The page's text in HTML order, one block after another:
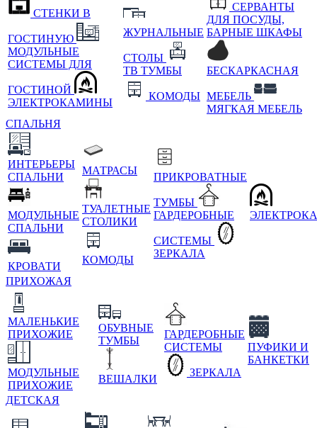
СТЕНКИ В
ГОСТИНУЮ
МОДУЛЬНЫЕ
СИСТЕМЫ ДЛЯ
ГОСТИНОЙ
ЭЛЕКТРОКАМИНЫ
ЖУРНАЛЬНЫЕ
СТОЛЫ
ТВ ТУМБЫ
КОМОДЫ
СЕРВАНТЫ
ДЛЯ ПОСУДЫ,
БАРНЫЕ ШКАФЫ
БЕСКАРКАСНАЯ
МЕБЕЛЬ
МЯГКАЯ МЕБЕЛЬ
СПАЛЬНЯ
ИНТЕРЬЕРЫ
СПАЛЬНИ
МОДУЛЬНЫЕ
СПАЛЬНИ
КРОВАТИ
МАТРАСЫ
ТУАЛЕТНЫЕ
СТОЛИКИ
КОМОДЫ
ПРИКРОВАТНЫЕ
ТУМБЫ
ГАРДЕРОБНЫЕ
СИСТЕМЫ
ЗЕРКАЛА
ПРИХОЖАЯ
МАЛЕНЬКИЕ
ПРИХОЖИЕ
МОДУЛЬНЫЕ
ПРИХОЖИЕ
ОБУВНЫЕ
ТУМБЫ
ВЕШАЛКИ
ГАРДЕРОБНЫЕ
СИСТЕМЫ
ЗЕРКАЛА
ПУФИКИ И
БАНКЕТКИ
ДЕТСКАЯ